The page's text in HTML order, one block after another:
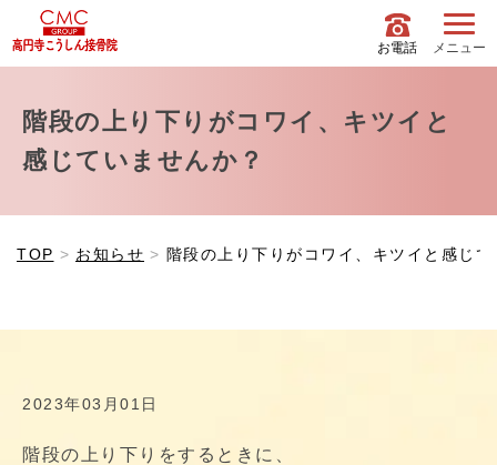
お電話 メニュー
階段の上り下りがコワイ、キツイと
感じていませんか？
TOP お知らせ 階段の上り下りがコワイ、キツイと感じ
2023年03月01日
階段の上り下りをするときに、